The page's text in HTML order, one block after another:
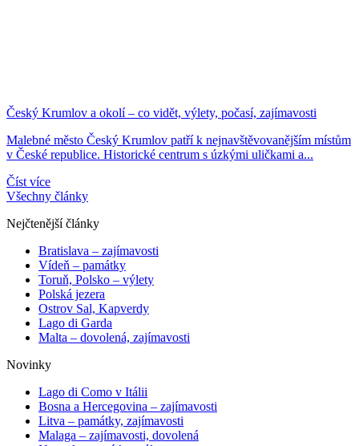
Český Krumlov a okolí – co vidět, výlety, počasí, zajímavosti
Malebné město Český Krumlov patří k nejnavštěvovanějším místům
v České republice. Historické centrum s úzkými uličkami a...
Číst více
Všechny články
Nejčtenější články
Bratislava – zajímavosti
Vídeň – památky
Toruň, Polsko – výlety
Polská jezera
Ostrov Sal, Kapverdy
Lago di Garda
Malta – dovolená, zajímavosti
Novinky
Lago di Como v Itálii
Bosna a Hercegovina – zajímavosti
Litva – památky, zajímavosti
Malaga – zajímavosti, dovolená